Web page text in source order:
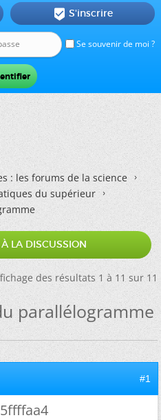
Se souvenir de moi ?
 S'inscrire
: les forums de la science
du supérieur
LA DISCUSSION
des résultats 1 à 11 sur 11
parallélogramme
#1